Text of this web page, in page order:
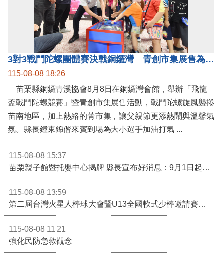
3對3戰鬥陀螺團體賽決戰銅鑼灣 青創市集展售為父親節增添繽紛
115-08-08 18:26
苗栗縣銅鑼青溪協會8月8日在銅鑼灣會館，舉辦「飛龍
盃戰鬥陀螺競賽」暨青創市集展售活動，戰鬥陀螺旋風襲捲
苗南地區，加上熱絡的菁市集，讓父親節更添熱鬧與溫馨氣
115-08-08 15:37
115-08-08 13:59
115-08-08 11:21
強化民防急救觀念